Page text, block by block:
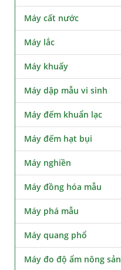
Máy cất nước
Máy lắc
Máy khuấy
Máy dập mẫu vi sinh
Máy đếm khuẩn lạc
Máy đếm hạt bụi
Máy nghiền
Máy đồng hóa mẫu
Máy phá mẫu
Máy quang phổ
Máy đo độ ẩm nông sản